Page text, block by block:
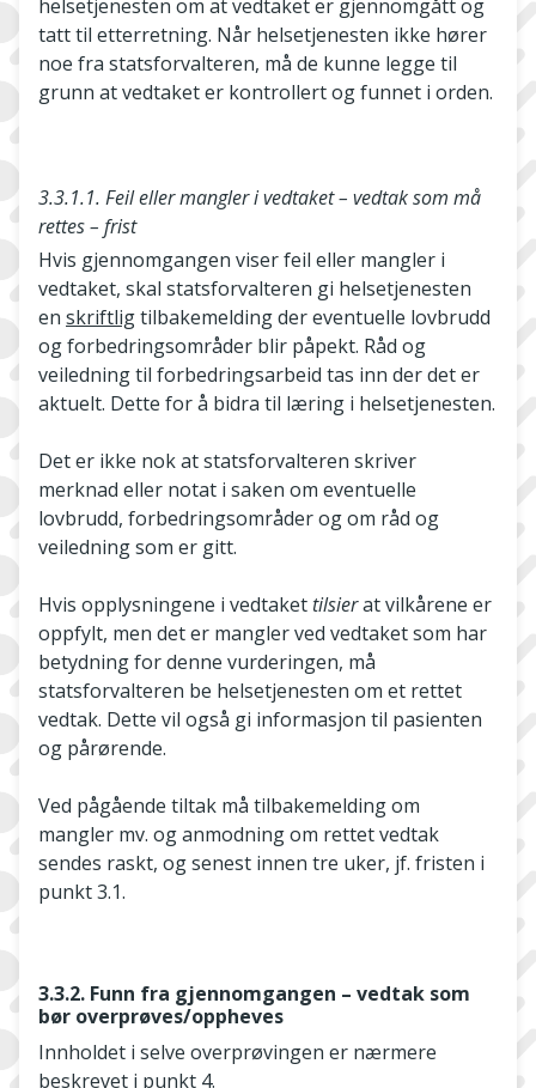
helsetjenesten om at vedtaket er gjennomgått og
tatt til etterretning. Når helsetjenesten ikke hører
noe fra statsforvalteren, må de kunne legge til
grunn at vedtaket er kontrollert og funnet i orden.
3.3.1.1. Feil eller mangler i vedtaket – vedtak som må
rettes – frist
Hvis gjennomgangen viser feil eller mangler i
vedtaket, skal statsforvalteren gi helsetjenesten
en skriftligtilbakemelding der eventuelle lovbrudd
og forbedringsområder blir påpekt. Råd og
veiledning til forbedringsarbeid tas inn der det er
aktuelt. Dette for å bidra til læring i helsetjenesten.
Det er ikke nok at statsforvalteren skriver
merknad eller notat i saken om eventuelle
lovbrudd, forbedringsområder og om råd og
veiledning som er gitt.
Hvis opplysningene i vedtaket tilsierat vilkårene er
oppfylt, men det er mangler ved vedtaket som har
betydning for denne vurderingen, må
statsforvalteren be helsetjenesten om et rettet
vedtak. Dette vil også gi informasjon til pasienten
og pårørende.
Ved pågående tiltak må tilbakemelding om
mangler mv. og anmodning om rettet vedtak
sendes raskt, og senest innen tre uker, jf. fristen i
punkt 3.1.
3.3.2. Funn fra gjennomgangen – vedtak som
bør overprøves/oppheves
Innholdet i selve overprøvingen er nærmere
beskrevet i punkt 4.